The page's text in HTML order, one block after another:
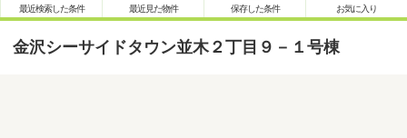
最近検索した条件 最近見た物件 保存した条件 お気に入り
金沢シーサイドタウン並木２丁目９－１号棟